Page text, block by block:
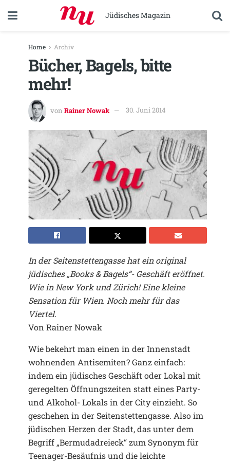
Jüdisches Magazin
Home Archiv
Bücher, Bagels, bitte
mehr!
von Rainer Nowak 30. Juni 2014
In der Seitenstettengasse hat ein original
jüdisches „Books & Bagels“- Geschäft eröffnet.
Wie in New York und Zürich! Eine kleine
Sensation für Wien. Noch mehr für das
Viertel.
Von Rainer Nowak
Wie bekehrt man einen in der Innenstadt
wohnenden Antisemiten? Ganz einfach:
indem ein jüdisches Geschäft oder Lokal mit
geregelten Öffnungszeiten statt eines Party-
und Alkohol- Lokals in der City einzieht. So
geschehen in der Seitenstettengasse. Also im
jüdischen Herzen der Stadt, das unter dem
Begriff „Bermudadreieck“ zum Synonym für
Teenager-Besäufnis und die leichte